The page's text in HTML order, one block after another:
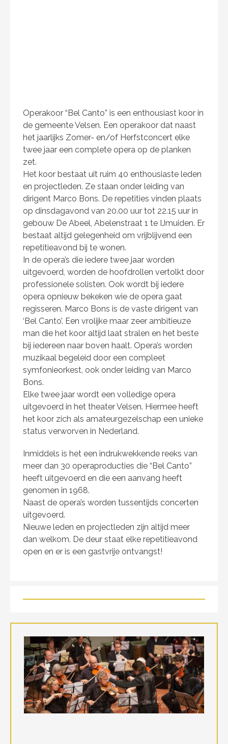
Operakoor “Bel Canto” is een enthousiast koor in
de gemeente Velsen. Een operakoor dat naast
het jaarlijks Zomer- en/of Herfstconcert elke
twee jaar een complete opera op de planken
zet.
Het koor bestaat uit ruim 40 enthousiaste leden
en projectleden. Ze staan onder leiding van
dirigent Marco Bons. De repetities vinden plaats
op dinsdagavond van 20.00 uur tot 22.15 uur in
gebouw De Abeel, Abelenstraat 1 te IJmuiden. Er
bestaat altijd gelegenheid om vrijblijvend een
repetitieavond bij te wonen.
In de opera’s die iedere twee jaar worden
uitgevoerd, worden de hoofdrollen vertolkt door
professionele solisten. Ook wordt bij iedere
opera opnieuw bekeken wie de opera gaat
regisseren. Marco Bons is de vaste dirigent van
‘Bel Canto’. Een vrolijke maar zeer ambitieuze
man die het koor altijd laat stralen en het beste
bij iedereen naar boven haalt. Opera’s worden
muzikaal begeleid door een compleet
symfonieorkest, ook onder leiding van Marco
Bons.
Elke twee jaar wordt een volledige opera
uitgevoerd in het theater Velsen. Hiermee heeft
het koor zich als amateurgezelschap een unieke
status verworven in Nederland.
Inmiddels is het een indrukwekkende reeks van
meer dan 30 operaproducties die “Bel Canto”
heeft uitgevoerd en die een aanvang heeft
genomen in 1968.
Naast de opera’s worden tussentijds concerten
uitgevoerd.
Nieuwe leden en projectleden zijn altijd meer
dan welkom. De deur staat elke repetitieavond
open en er is een gastvrije ontvangst!